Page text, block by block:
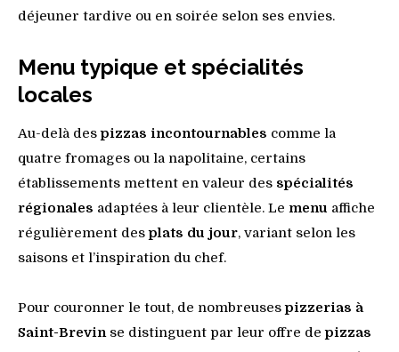
déjeuner tardive ou en soirée selon ses envies.
Menu typique et spécialités
locales
Au-delà despizzas incontournables comme la
quatre fromages ou la napolitaine, certains
établissements mettent en valeur des spécialités
régionales adaptées à leur clientèle. Le menu affiche
régulièrement desplats du jour, variant selon les
saisons et l’inspiration du chef.
Pour couronner le tout, de nombreusespizzerias à
Saint-Brevin se distinguent par leur offre depizzas